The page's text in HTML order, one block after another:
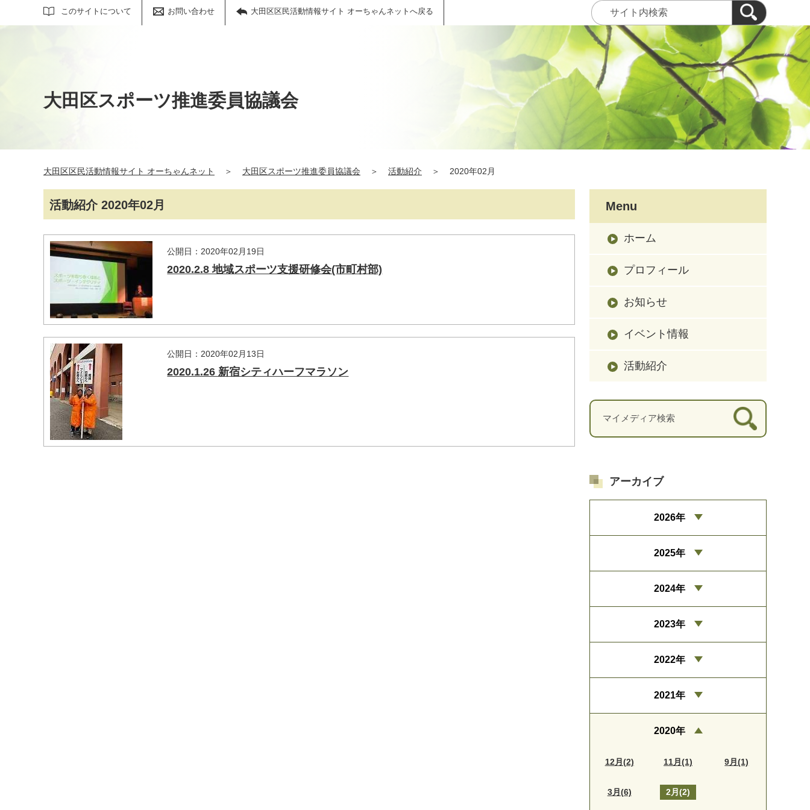
このサイトについて お問い合わせ 大田区区民活動情報サイト オーちゃんネットへ戻る
サイト内検索
大田区スポーツ推進委員協議会
大田区区民活動情報サイト オーちゃんネット ＞ 大田区スポーツ推進委員協議会 ＞ 活動紹介 ＞ 2020年02月
活動紹介 2020年02月
公開日：2020年02月19日
2020.2.8 地域スポーツ支援研修会(市町村部)
公開日：2020年02月13日
2020.1.26 新宿シティハーフマラソン
Menu
ホーム
プロフィール
お知らせ
イベント情報
活動紹介
マイメディア検索
アーカイブ
2026年
2025年
2024年
2023年
2022年
2021年
2020年
12月(2) 11月(1) 9月(1)
3月(6) 2月(2)